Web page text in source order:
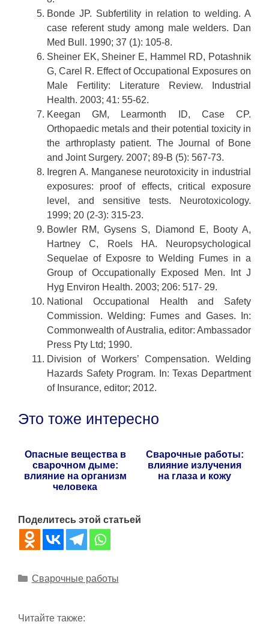
Bonde JP. Subfertility in relation to welding. A
case referent study among male welders. Dan
Med Bull. 1990; 37 (1): 105-8.
Sheiner EK, Sheiner E, Hammel RD, Potashnik
G, Carel R. Effect of Occupational Exposures on
Male Fertility: Literature Review. Industrial
Health. 2003; 41: 55-62.
Keegan GM, Learmonth ID, Case CP.
Orthopaedic metals and their potential toxicity in
the arthroplasty patient. The Journal of Bone
and Joint Surgery. 2007; 89-B (5): 567-73.
Iregren A. Manganese neurotoxicity in industrial
exposures: proof of effects, critical exposure
level, and sensitive tests. Neurotoxicology.
1999; 20 (2-3): 315-23.
Bowler RM, Gysens S, Diamond E, Booty A,
Hartney C, Roels HA. Neuropsychological
Sequelae of Exposre to Welding Fumes in a
Group of Occupationally Exposed Men. Int J
Hyg Environ Health. 2003; 206: 517- 29.
National Occupational Health and Safety
Commission. Welding: Fumes and Gases. In:
Commonwealth of Australia, editor: Ambassador
Press Pty Ltd; 1990.
Division of Workers’ Compensation. Welding
Hazards Safety Program. In: Texas Department
of Insurance, editor; 2012.
Это тоже интересно
Опасные вещества в
сварочном дыме:
влияние на организм
человека
Сварочные работы:
влияние излучения
на глаза и кожу
Поделитесь этой статьей
Рубрики
Сварочные работы
Читайте также: